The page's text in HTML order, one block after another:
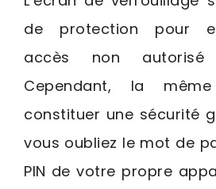
de protection pour
accès non autorisé
Cependant, la
constituer une sécurité
vous oubliez le mot de
PIN de votre propre